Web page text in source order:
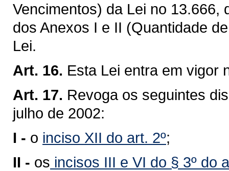
Vencimentos) da Lei no 13.666,
dos Anexos I e II (Quantidade
Lei.
Art. 16. Esta Lei entra em vigor
Art. 17. Revoga os seguintes
julho de 2002:
I - o inciso XII do art. 2º;
II - os incisos III e VI do § 3º do